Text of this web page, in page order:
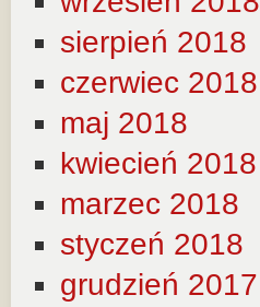
sierpień 2018
czerwiec 2018
maj 2018
kwiecień 2018
marzec 2018
styczeń 2018
grudzień 2017